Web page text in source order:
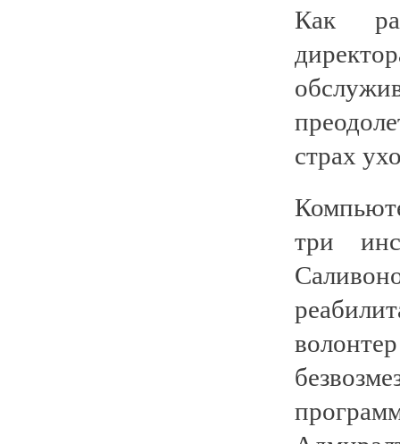
Как
страх
три